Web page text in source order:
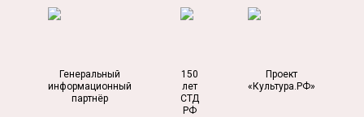
Генеральный
информационный
партнёр
150
лет
СТД
РФ
Проект
«Культура.РФ»